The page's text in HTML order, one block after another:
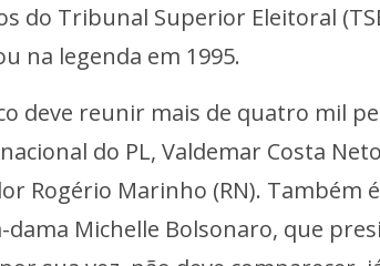
do Tribunal Superior Eleitoral
na legenda em 1995.
deve reunir mais de quatro mil
do PL, Valdemar Costa
Rogério Marinho (RN). Também
Michelle Bolsonaro, que